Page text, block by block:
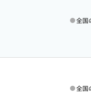
全国
全国